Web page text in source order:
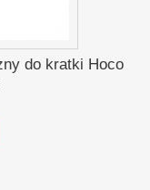
do kratki Hoco